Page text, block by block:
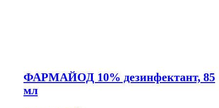
ФАРМАЙОД 10% дезинфектант, 85
мл